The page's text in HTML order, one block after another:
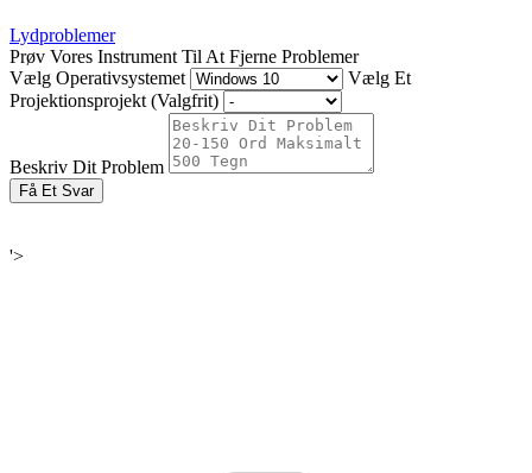
Lydproblemer
Prøv Vores Instrument Til At Fjerne Problemer
Vælg Operativsystemet
Vælg Et
Projektionsprojekt (Valgfrit)
Beskriv Dit Problem
Få Et Svar
'>